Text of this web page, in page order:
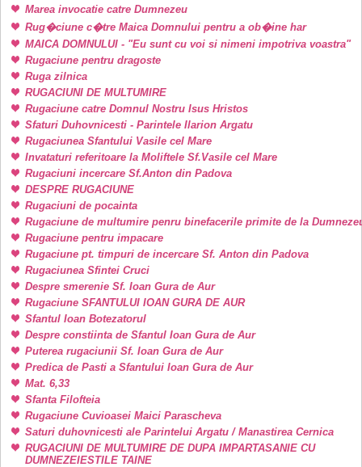
Marea invocatie catre Dumnezeu
Rug�ciune c�tre Maica Domnului pentru a ob�ine har
MAICA DOMNULUI - "Eu sunt cu voi si nimeni impotriva voastra"
Rugaciune pentru dragoste
Ruga zilnica
RUGACIUNI DE MULTUMIRE
Rugaciune catre Domnul Nostru Isus Hristos
Sfaturi Duhovnicesti - Parintele Ilarion Argatu
Rugaciunea Sfantului Vasile cel Mare
Invataturi referitoare la Moliftele Sf.Vasile cel Mare
Rugaciuni incercare Sf.Anton din Padova
DESPRE RUGACIUNE
Rugaciuni de pocainta
Rugaciune de multumire penru binefacerile primite de la
Rugaciune pentru impacare
Rugaciune pt. timpuri de incercare Sf. Anton din Padova
Rugaciunea Sfintei Cruci
Despre smerenie Sf. Ioan Gura de Aur
Rugaciune SFANTULUI IOAN GURA DE AUR
Sfantul Ioan Botezatorul
Despre constiinta de Sfantul Ioan Gura de Aur
Puterea rugaciunii Sf. Ioan Gura de Aur
Predica de Pasti a Sfantului Ioan Gura de Aur
Mat. 6,33
Sfanta Filofteia
Rugaciune Cuvioasei Maici Parascheva
Saturi duhovnicesti ale Parintelui Argatu / Manastirea Cernica
RUGACIUNI DE MULTUMIRE DE DUPA IMPARTASANIE CU
DUMNEZEIESTILE TAINE